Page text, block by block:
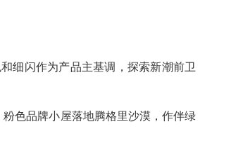
细闪作为产品主基调，探索新潮前卫
色品牌小屋落地腾格里沙漠，作伴绿